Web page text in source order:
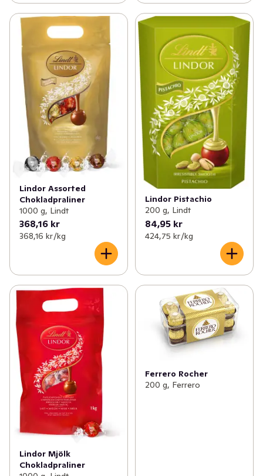
Lindor Assorted
Chokladpraliner
1000 g, Lindt
368,16 kr
368,16 kr /kg
Lindor Pistachio
200 g, Lindt
84,95 kr
424,75 kr /kg
Lindor Mjölk
Chokladpraliner
Ferrero Rocher
200 g, Ferrero